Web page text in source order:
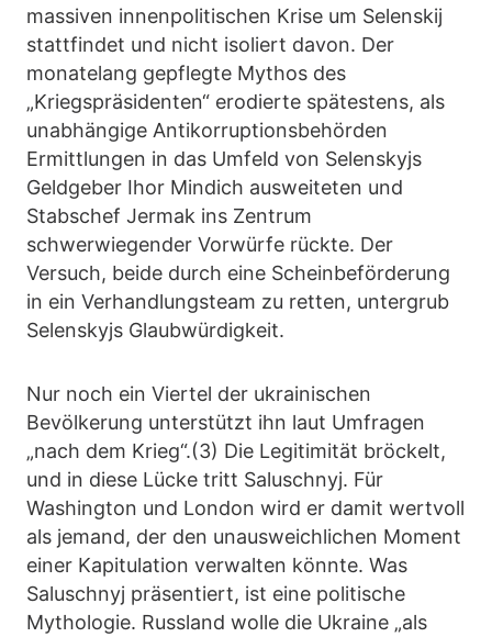
massiven innenpolitischen Krise um Selenskij
stattfindet und nicht isoliert davon. Der
monatelang gepflegte Mythos des
„Kriegspräsidenten“ erodierte spätestens, als
unabhängige Antikorruptionsbehörden
Ermittlungen in das Umfeld von Selenskyjs
Geldgeber Ihor Mindich ausweiteten und
Stabschef Jermak ins Zentrum
schwerwiegender Vorwürfe rückte. Der
Versuch, beide durch eine Scheinbeförderung
in ein Verhandlungsteam zu retten, untergrub
Selenskyjs Glaubwürdigkeit.
Nur noch ein Viertel der ukrainischen
Bevölkerung unterstützt ihn laut Umfragen
„nach dem Krieg“.(3) Die Legitimität bröckelt,
und in diese Lücke tritt Saluschnyj. Für
Washington und London wird er damit wertvoll
als jemand, der den unausweichlichen Moment
einer Kapitulation verwalten könnte. Was
Saluschnyj präsentiert, ist eine politische
Mythologie. Russland wolle die Ukraine „als